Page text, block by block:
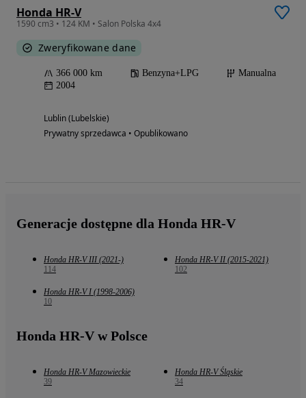
Honda HR-V
1590 cm3 • 124 KM • Salon Polska 4x4
Zweryfikowane dane
366 000 km Benzyna+LPG
Manualna
2004
Lublin (Lubelskie)
Prywatny sprzedawca • Opublikowano
Generacje dostępne dla Honda HR-V
Honda HR-V III (2021-)
114
Honda HR-V II (2015-2021)
102
Honda HR-V I (1998-2006)
10
Honda HR-V w Polsce
Honda HR-V Mazowieckie
39
Honda HR-V Śląskie
34